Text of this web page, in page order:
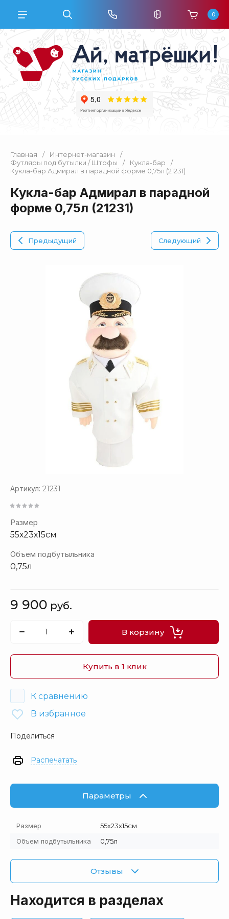
0
Главная / Интернет-магазин
/
Футляры под бутылки / Штофы
/ Кукла-бар
/
Кукла-бар Адмирал в парадной форме 0,75л (21231)
Кукла-бар Адмирал в парадной
форме 0,75л (21231)
Предыдущий Следующий
Артикул: 21231
Размер
55х23х15см
Объем подбутыльника
0,75л
9 900 руб.
В корзину
Купить в 1 клик
К сравнению
В избранное
Поделиться
Распечатать
Параметры
Размер
55х23х15см
Объем подбутыльника
0,75л
Отзывы
Находится в разделах